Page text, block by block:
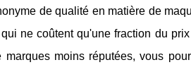
de qualité en matière de
ne coûtent qu'une fraction du
moins réputées, vous